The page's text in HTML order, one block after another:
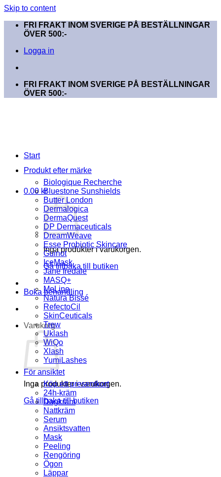
Skip to content
FRI FRAKT INOM SVERIGE PÅ BESTÄLLNINGAR
ÖVER 500:-
Logga in
FRI FRAKT INOM SVERIGE PÅ BESTÄLLNINGAR
ÖVER 500:-
0.00 kr
Inga produkter i varukorgen.
Gå tillbaka till butiken
Boka behandling
Varukorg
Inga produkter i varukorgen.
Gå tillbaka till butiken
Start
Produkt efter märke
Biologique Recherche
Bluestone Sunshields
Butter London
Dermalogica
DermaQuest
DP Dermaceuticals
DreamWeave
Esse Probiotic Skincare
Guinot
IceMask
Jane Iredale
MASQ+
MeLine
Natura Bissé
RefectoCil
SkinCeuticals
Trew
Uklash
WiQo
Xlash
YumiLashes
För ansiktet
Köp ett presentkort
24h-kräm
Dagkräm
Nattkräm
Serum
Ansiktsvatten
Mask
Peeling
Rengöring
Ögon
Läppar